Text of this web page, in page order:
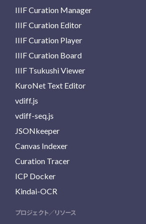
IIIF Curation Manager
IIIF Curation Editor
IIIF Curation Player
IIIF Curation Board
IIIF Tsukushi Viewer
KuroNet Text Editor
vdiff.js
vdiff-seq.js
JSONkeeper
Canvas Indexer
Curation Tracer
ICP Docker
Kindai-OCR
プロジェクト／リソース